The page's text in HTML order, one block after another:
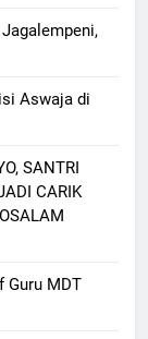
Aswaja di
SANTRI
CARIK
Guru MDT